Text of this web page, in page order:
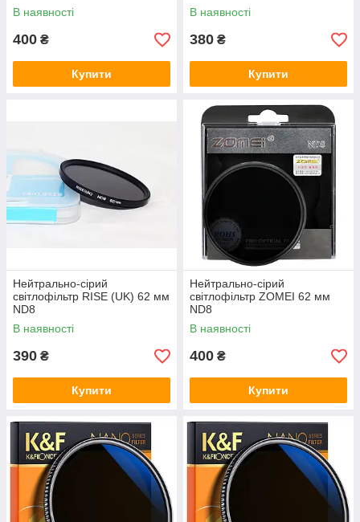
В наявності
400 ₴
Купити
В наявності
380 ₴
Купити
Нейтрально-сірий
світлофільтр RISE (UK) 62 мм
ND8
В наявності
390 ₴
Купити
Нейтрально-сірий
світлофільтр ZOMEI 62 мм
ND8
В наявності
400 ₴
Купити